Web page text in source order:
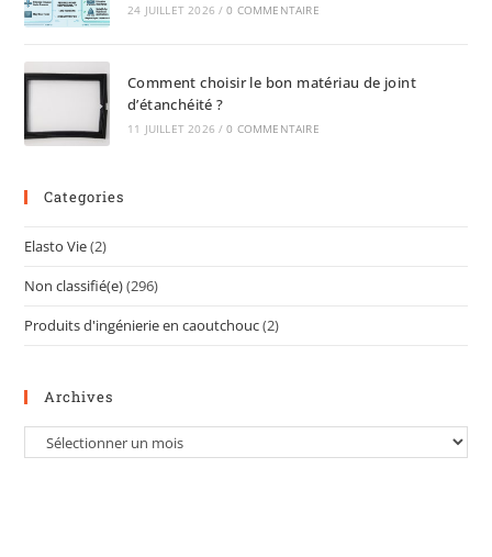
24 JUILLET 2026 / 0 COMMENTAIRE
Comment choisir le bon matériau de joint
d’étanchéité ?
11 JUILLET 2026 / 0 COMMENTAIRE
Categories
Elasto Vie(2)
Non classifié(e)(296)
Produits d'ingénierie en caoutchouc(2)
Archives